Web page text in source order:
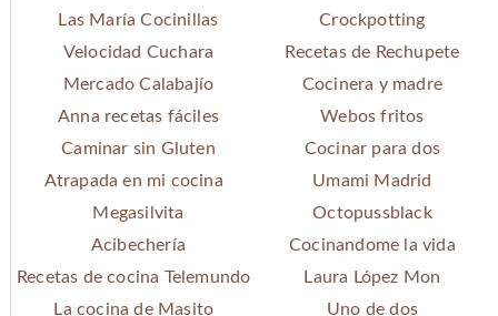
Las María Cocinillas
Crockpotting
Velocidad Cuchara
Recetas de Rechupete
Mercado Calabajío
Cocinera y madre
Anna recetas fáciles
Webos fritos
Caminar sin Gluten
Cocinar para dos
Atrapada en mi cocina
Umami Madrid
Megasilvita
Octopussblack
Acibechería
Cocinandome la vida
Recetas de cocina Telemundo
Laura López Mon
La cocina de Masito
Uno de dos